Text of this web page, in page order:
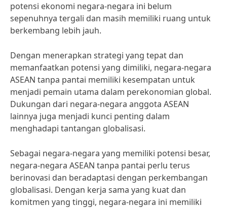
potensi ekonomi negara-negara ini belum
sepenuhnya tergali dan masih memiliki ruang untuk
berkembang lebih jauh.
Dengan menerapkan strategi yang tepat dan
memanfaatkan potensi yang dimiliki, negara-negara
ASEAN tanpa pantai memiliki kesempatan untuk
menjadi pemain utama dalam perekonomian global.
Dukungan dari negara-negara anggota ASEAN
lainnya juga menjadi kunci penting dalam
menghadapi tantangan globalisasi.
Sebagai negara-negara yang memiliki potensi besar,
negara-negara ASEAN tanpa pantai perlu terus
berinovasi dan beradaptasi dengan perkembangan
globalisasi. Dengan kerja sama yang kuat dan
komitmen yang tinggi, negara-negara ini memiliki